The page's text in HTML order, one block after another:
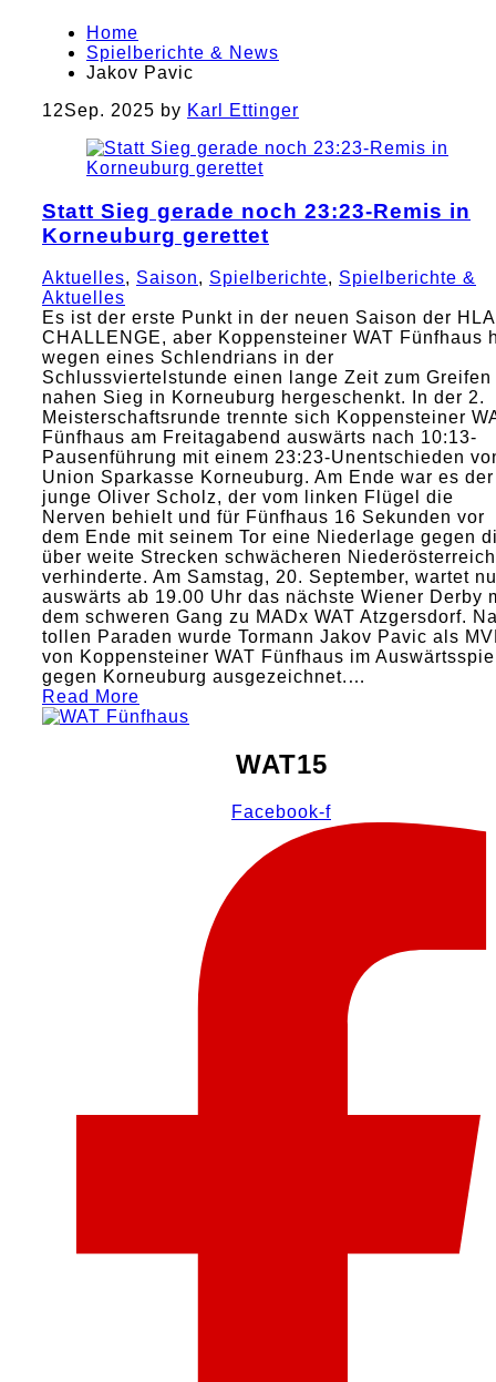
Home
Spielberichte & News
Jakov Pavic
12Sep. 2025 by Karl Ettinger
Statt Sieg gerade noch 23:23-Remis in
Korneuburg gerettet
Aktuelles, Saison, Spielberichte, Spielberichte &
Aktuelles
Es ist der erste Punkt in der neuen Saison der HLA
CHALLENGE, aber Koppensteiner WAT Fünfhaus
wegen eines Schlendrians in der
Schlussviertelstunde einen lange Zeit zum Greifen
nahen Sieg in Korneuburg hergeschenkt. In der 2.
Meisterschaftsrunde trennte sich Koppensteiner
Fünfhaus am Freitagabend auswärts nach 10:13-
Pausenführung mit einem 23:23-Unentschieden
Union Sparkasse Korneuburg. Am Ende war es der
junge Oliver Scholz, der vom linken Flügel die
Nerven behielt und für Fünfhaus 16 Sekunden vor
dem Ende mit seinem Tor eine Niederlage gegen
über weite Strecken schwächeren
verhinderte. Am Samstag, 20. September, wartet
auswärts ab 19.00 Uhr das nächste Wiener Derby
dem schweren Gang zu MADx WAT Atzgersdorf.
tollen Paraden wurde Tormann Jakov Pavic als
von Koppensteiner WAT Fünfhaus im
gegen Korneuburg ausgezeichnet.…
Read More
WAT15
Facebook-f